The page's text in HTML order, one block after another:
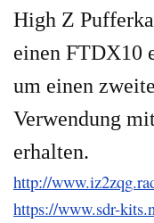
High Z
einen FTDX10
um einen
Verwendung
erhalten.
http://
https://www.sdr-